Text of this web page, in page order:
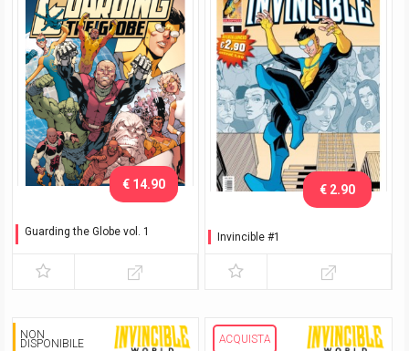
Guarding the Globe vol. 1
€ 14.90
Invincible #1
€ 2.90
NON
DISPONIBILE ACQUISTA